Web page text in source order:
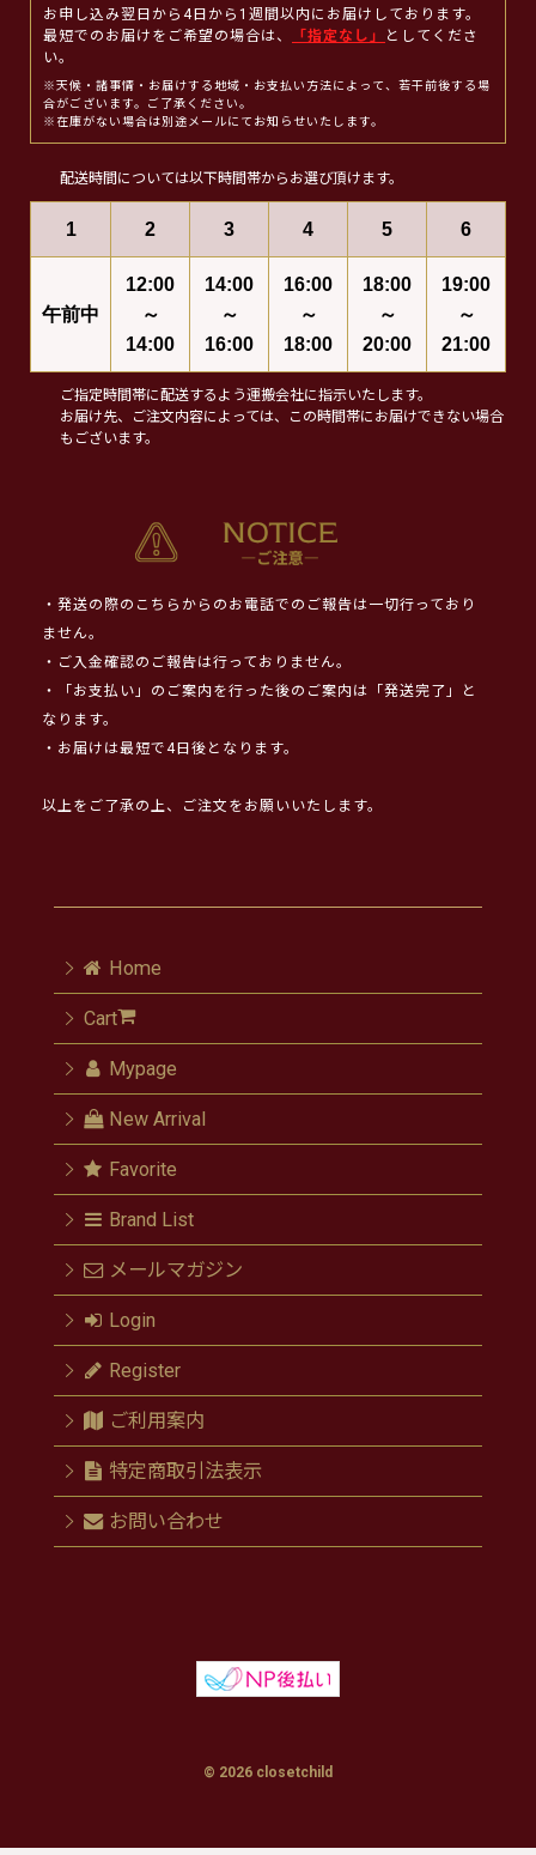
お申し込み翌日から4日から1週間以内にお届けしております。
最短でのお届けをご希望の場合は、
「指定なし」
としてくださ
い。
※天候・諸事情・お届けする地域・お支払い方法によって、若干前後する場
合がございます。ご了承ください。
※在庫がない場合は別途メールにてお知らせいたします。
配送時間については以下時間帯からお選び頂けます。
1 2 3 4 5 6
午前中
12:00
～
14:00
14:00
～
16:00
16:00
～
18:00
18:00
～
20:00
19:00
～
21:00
ご指定時間帯に配送するよう運搬会社に指示いたします。
お届け先、ご注文内容によっては、この時間帯にお届けできない場合
もございます。
・発送の際のこちらからのお電話でのご報告は一切行っており
ません。
・ご入金確認のご報告は行っておりません。
・「お支払い」のご案内を行った後のご案内は「発送完了」と
なります。
・お届けは最短で4日後となります。
以上をご了承の上、ご注文をお願いいたします。
Home
Cart
Mypage
New Arrival
Favorite
Brand List
メールマガジン
Login
Register
ご利用案内
特定商取引法表示
お問い合わせ
© 2026 closetchild